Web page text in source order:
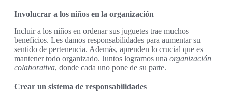
Involucrar a los niños en la organización
Incluir a los niños en ordenar sus juguetes trae muchos
beneficios. Les damos responsabilidades para aumentar su
sentido de pertenencia. Además, aprenden lo crucial que es
mantener todo organizado. Juntos logramos una organización
colaborativa, donde cada uno pone de su parte.
Crear un sistema de responsabilidades